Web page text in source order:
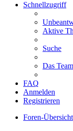
Schnellzugriff
Aktive
Suche
Das Team
FAQ
Anmelden
Registrieren
Foren-Übersicht